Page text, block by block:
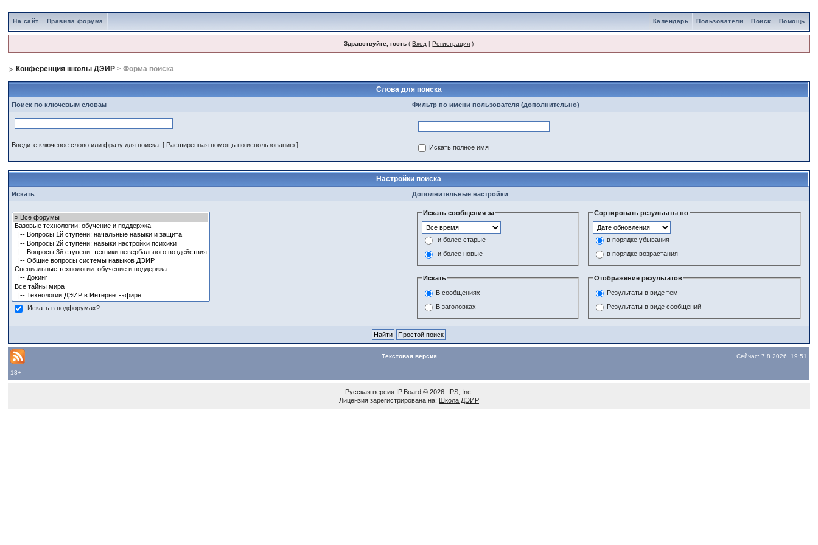
На сайт Правила форума Помощь
Поиск
Пользователи
Календарь
Здравствуйте, гость (Вход |Регистрация )
Конференция школы ДЭИР > Форма поиска
Слова для поиска
Поиск по ключевым словам Фильтр по имени пользователя (дополнительно)
Введите ключевое слово или фразу для поиска. [ Расширенная помощь по использованию ] Искать полное имя
Настройки поиска
Искать Дополнительные настройки
Искать в подфорумах?
Искать сообщения за
и более старые
и более новые
Сортировать результаты по
в порядке убывания
в порядке возрастания
Искать
В сообщениях
В заголовках
Отображение результатов
Результаты в виде тем
Результаты в виде сообщений
Текстовая версия Сейчас: 7.8.2026, 19:51
18+
Русская версия IP.Board© 2026 IPS, Inc
Лицензия зарегистрирована на: Школа ДЭИР